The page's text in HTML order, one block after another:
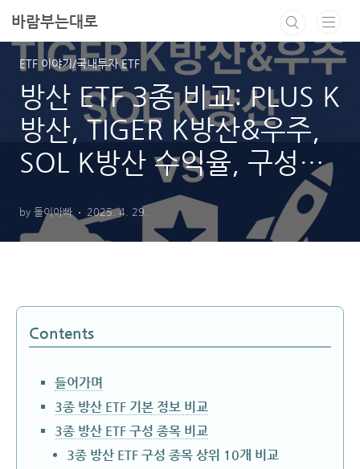
바람부는대로
ETF 이야기/국내투자 ETF
방산 ETF 3종 비교: PLUS K
방산, TIGER K방산&우주,
SOL K방산 수익율, 구성종
목, 투자전략 등
by 돌이아빠 2025. 4. 29.
Contents
들어가며
3종 방산 ETF 기본 정보 비교
3종 방산 ETF 구성 종목 비교
3종 방산 ETF 구성 종목 상위 10개 비교